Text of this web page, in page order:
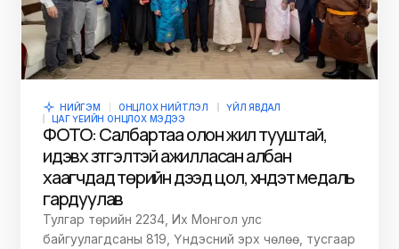
НИЙГЭМ ОНЦЛОХ НИЙТЛЭЛ
ҮЙЛ ЯВДАЛ
ЦАГ ҮЕИЙН ОНЦЛОХ МЭДЭЭ
ФОТО: Салбартаа олон жил тууштай,
идэвх зүтгэлтэй ажилласан албан
хаагчдад төрийн дээд цол, хүндэт медаль
гардуулав
Тулгар төрийн 2234, Их Монгол улс
байгуулагдсаны 819, Үндэсний эрх чөлөө, тусгаар